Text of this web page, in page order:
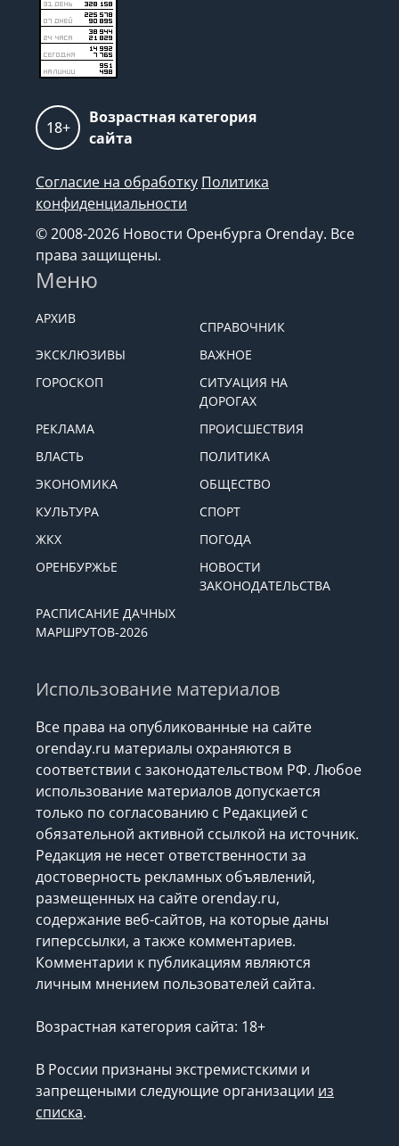
18+
Возрастная категория
сайта
Согласие на обработку Политика
конфиденциальности
© 2008-2026 Новости Оренбурга Orenday. Все
права защищены.
Меню
АРХИВ
СПРАВОЧНИК
ЭКСКЛЮЗИВЫ
ВАЖНОЕ
ГОРОСКОП
СИТУАЦИЯ НА
ДОРОГАХ
РЕКЛАМА
ПРОИСШЕСТВИЯ
ВЛАСТЬ
ПОЛИТИКА
ЭКОНОМИКА
ОБЩЕСТВО
КУЛЬТУРА
СПОРТ
ЖКХ
ПОГОДА
ОРЕНБУРЖЬЕ
НОВОСТИ
ЗАКОНОДАТЕЛЬСТВА
РАСПИСАНИЕ ДАЧНЫХ
МАРШРУТОВ-2026
Использование материалов
Все права на опубликованные на сайте
orenday.ru материалы охраняются в
соответствии с законодательством РФ. Любое
использование материалов допускается
только по согласованию с Редакцией с
обязательной активной ссылкой на источник.
Редакция не несет ответственности за
достоверность рекламных объявлений,
размещенных на сайте orenday.ru,
содержание веб-сайтов, на которые даны
гиперссылки, а также комментариев.
Комментарии к публикациям являются
личным мнением пользователей сайта.
Возрастная категория сайта: 18+
В России признаны экстремистскими и
запрещеными следующие организации из
списка.